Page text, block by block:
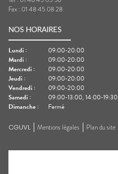
Fax : 01 48 45 08 28
NOS HORAIRES
Lundi :
09:00-20:00
Mardi :
09:00-20:00
Mercredi :
09:00-20:00
Jeudi :
09:00-20:00
Vendredi :
09:00-20:00
Samedi :
09:00-13:00, 14:00-19:30
Dimanche : Fermé
CGUVL Mentions légales Plan du site